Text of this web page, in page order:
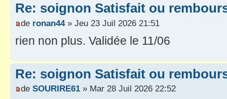
Re: soignon Satisfait ou
de ronan44» Jeu 23 Juil 2026 21:51
rien non plus. Validée le 11/06
Re: soignon Satisfait ou
de SOURIRE61 » Mar 28 Juil 2026 22:52